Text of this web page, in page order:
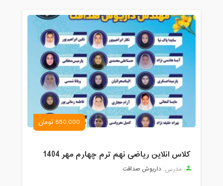
850,000 تومان
کلاس انلاین ریاضی نهم ترم چهارم مهر 1404
مدرس: داریوش صداقت